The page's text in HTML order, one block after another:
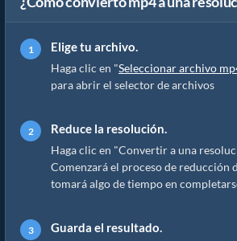
Elige tu archivo.
Haga clic en "Seleccionar archivo
para abrir el selector de archivos
Reduce la resolución.
Haga clic en "Convertir a una
Comenzará el proceso de reducción
tomará algo de tiempo en
Guarda el resultado.